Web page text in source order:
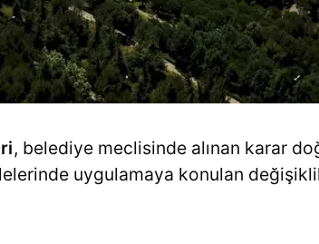
, belediye meclisinde alınan karar
uygulamaya konulan